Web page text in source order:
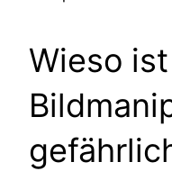
Wieso ist